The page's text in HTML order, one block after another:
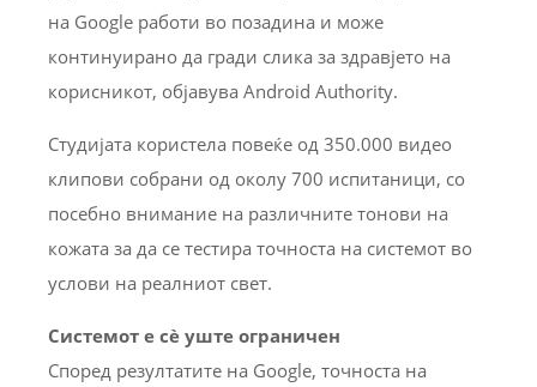
на Google работи во позадина и може
континуирано да гради слика за здравјето на
корисникот, објавува Android Authority.
Студијата користела повеќе од 350.000 видео
клипови собрани од околу 700 испитаници, со
посебно внимание на различните тонови на
кожата за да се тестира точноста на системот во
услови на реалниот свет.
Системот е сè уште ограничен
Според резултатите на Google, точноста на